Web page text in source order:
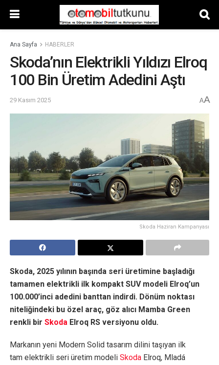
Ana Sayfa HABERLER
Skoda’nın Elektrikli Yıldızı Elroq
100 Bin Üretim Adedini Aştı
29 Kasım 2025 AA
Skoda Haziran Kampanyası
Skoda, 2025 yılının başında seri üretimine başladığı
tamamen elektrikli ilk kompakt SUV modeli Elroq’un
100.000’inci adedini banttan indirdi. Dönüm noktası
niteliğindeki bu özel araç, göz alıcı Mamba Green
renkli bir Skoda Elroq RS versiyonu oldu.
Markanın yeni Modern Solid tasarım dilini taşıyan ilk
tam elektrikli seri üretim modeli Skoda Elroq, Mladá